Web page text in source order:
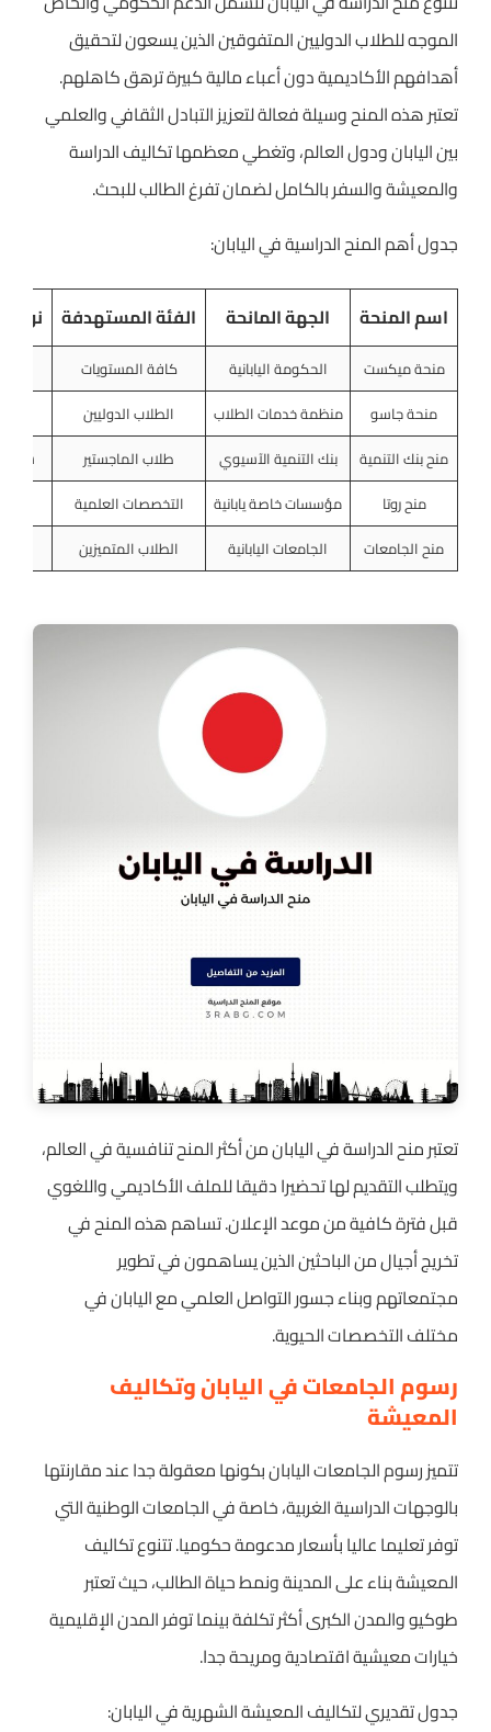
الموجه للطلاب الدوليين المتفوقين الذين يسعون لتحقيق
أهدافهم الأكاديمية دون أعباء مالية كبيرة ترهق كاهلهم.
تعتبر هذه المنح وسيلة فعالة لتعزيز التبادل الثقافي والعلمي
بين اليابان ودول العالم، وتغطي معظمها تكاليف الدراسة
والمعيشة والسفر بالكامل لضمان تفرغ الطالب للبحث.
جدول أهم المنح الدراسية في اليابان:
اسم المنحة الجهة المانحة الفئة المستهدفة نوع
منحة ميكست الحكومة اليابانية كافة المستويات
منحة جاسو
منظمة خدمات الطلاب الطلاب الدوليين
منح بنك التنمية
بنك التنمية الآسيوي طلاب الماجستير
منح روتا
مؤسسات خاصة يابانية التخصصات العلمية
منح الجامعات
الجامعات اليابانية الطلاب المتميزين
تعتبر منح الدراسة في اليابان من أكثر المنح تنافسية في العالم،
ويتطلب التقديم لها تحضيرا دقيقا للملف الأكاديمي واللغوي
قبل فترة كافية من موعد الإعلان. تساهم هذه المنح في
تخريج أجيال من الباحثين الذين يساهمون في تطوير
مجتمعاتهم وبناء جسور التواصل العلمي مع اليابان في
مختلف التخصصات الحيوية.
رسوم الجامعات في اليابان وتكاليف
المعيشة
تتميز رسوم الجامعات اليابان بكونها معقولة جدا عند مقارنتها
بالوجهات الدراسية الغربية، خاصة في الجامعات الوطنية التي
توفر تعليما عاليا بأسعار مدعومة حكوميا. تتنوع تكاليف
المعيشة بناء على المدينة ونمط حياة الطالب، حيث تعتبر
طوكيو والمدن الكبرى أكثر تكلفة بينما توفر المدن الإقليمية
خيارات معيشية اقتصادية ومريحة جدا.
جدول تقديري لتكاليف المعيشة الشهرية في اليابان: